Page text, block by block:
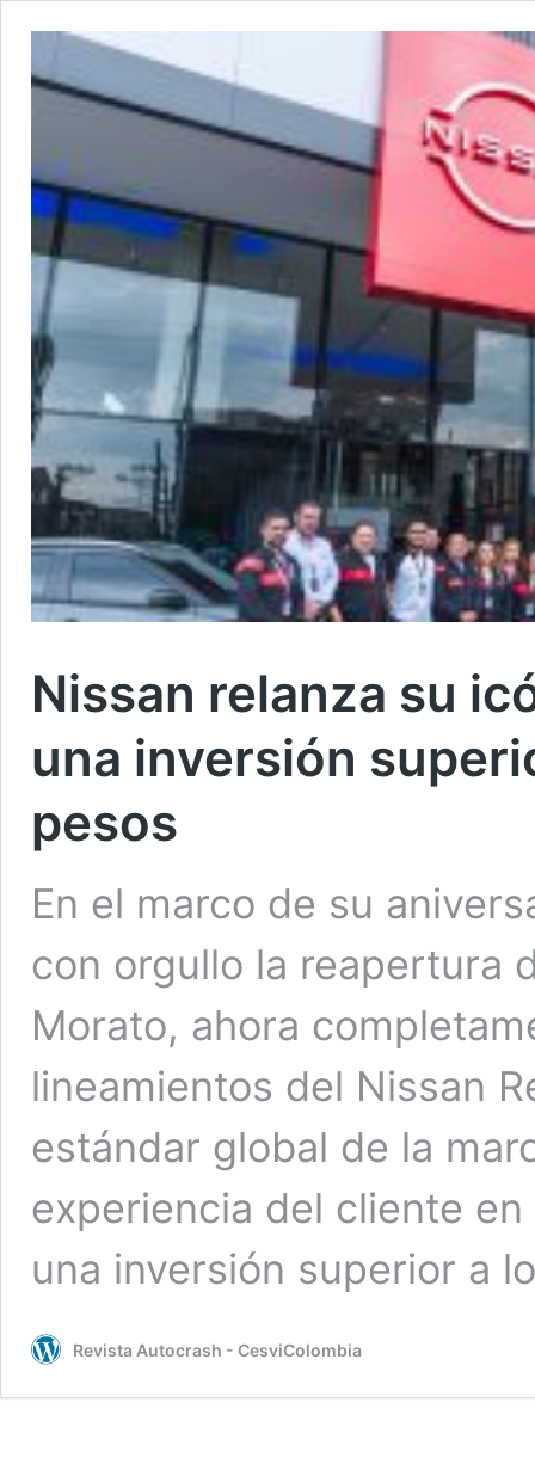
Nissan relanza su
una inversión
pesos
En el marco de su
con orgullo la reapertura
Morato, ahora
lineamientos del Nissan
estándar global de la
experiencia del cliente
una inversión superior a
Revista Autocrash - CesviColombia